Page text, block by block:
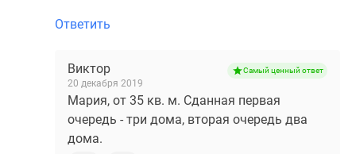
Ответить
Виктор
20 декабря 2019
Самый ценный ответ
Мария, от 35 кв. м. Сданная первая
очередь - три дома, вторая очередь два
дома.